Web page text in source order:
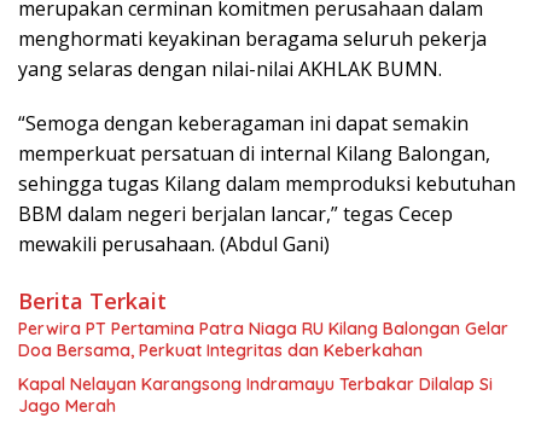
merupakan cerminan komitmen perusahaan dalam
menghormati keyakinan beragama seluruh pekerja
yang selaras dengan nilai-nilai AKHLAK BUMN.
“Semoga dengan keberagaman ini dapat semakin
memperkuat persatuan di internal Kilang Balongan,
sehingga tugas Kilang dalam memproduksi kebutuhan
BBM dalam negeri berjalan lancar,” tegas Cecep
mewakili perusahaan. (Abdul Gani)
Berita Terkait
Perwira PT Pertamina Patra Niaga RU Kilang Balongan Gelar
Doa Bersama, Perkuat Integritas dan Keberkahan
Kapal Nelayan Karangsong Indramayu Terbakar Dilalap Si
Jago Merah